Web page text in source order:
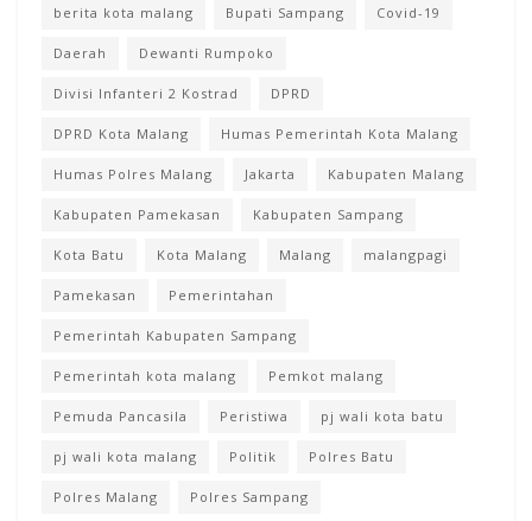
berita kota malang Bupati Sampang Covid-19
Daerah Dewanti Rumpoko
Divisi Infanteri 2 Kostrad DPRD
DPRD Kota Malang Humas Pemerintah Kota Malang
Humas Polres Malang Jakarta Kabupaten Malang
Kabupaten Pamekasan Kabupaten Sampang
Kota Batu Kota Malang Malang malangpagi
Pamekasan Pemerintahan
Pemerintah Kabupaten Sampang
Pemerintah kota malang Pemkot malang
Pemuda Pancasila Peristiwa pj wali kota batu
pj wali kota malang Politik Polres Batu
Polres Malang Polres Sampang